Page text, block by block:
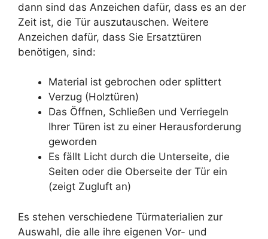
dann sind das Anzeichen dafür, dass es an der
Zeit ist, die Tür auszutauschen. Weitere
Anzeichen dafür, dass Sie Ersatztüren
benötigen, sind:
Material ist gebrochen oder splittert
Verzug (Holztüren)
Das Öffnen, Schließen und Verriegeln
Ihrer Türen ist zu einer Herausforderung
geworden
Es fällt Licht durch die Unterseite, die
Seiten oder die Oberseite der Tür ein
(zeigt Zugluft an)
Es stehen verschiedene Türmaterialien zur
Auswahl, die alle ihre eigenen Vor- und